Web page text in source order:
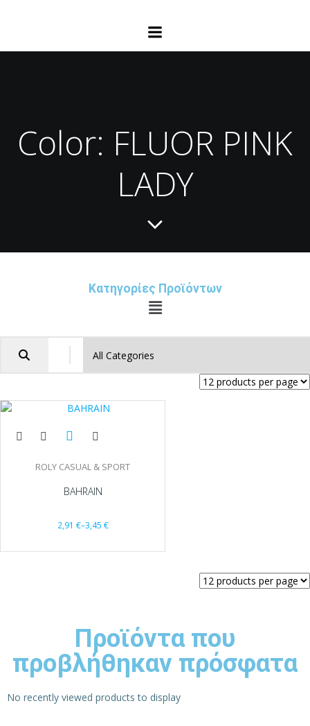
Color: FLUOR PINK
LADY
Κατηγορίες Προϊόντων
ROLY CASUAL & SPORT
BAHRAIN
2,91 €–3,45 €
Προϊόντα που
προβλήθηκαν πρόσφατα
No recently viewed products to display